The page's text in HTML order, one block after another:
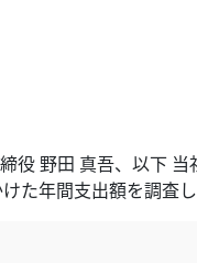
役 野田 真吾、以下
た年間支出額を調査し